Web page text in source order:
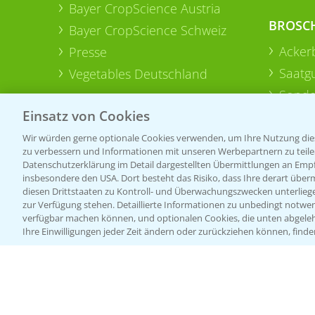
Bayer CropScience Austria
Bayer CropScience Schweiz
Presse
Vegetables Deutschland
Einsatz von Cookies
Wir würden gerne optionale Cookies verwenden, um Ihre Nutzung
zu verbessern und Informationen mit unseren Werbepartnern zu
Datenschutzerklärung im Detail dargestellten Übermittlungen an
insbesondere den USA. Dort besteht das Risiko, dass Ihre derart
diesen Drittstaaten zu Kontroll- und Überwachungszwecken
zur Verfügung stehen. Detaillierte Informationen zu unbedingt
verfügbar machen können, und optionalen Cookies, die unten
Ihre Einwilligungen jeder Zeit ändern oder zurückziehen können,